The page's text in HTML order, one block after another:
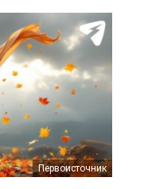
Первоисточник